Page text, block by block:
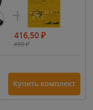
416,50₽
490₽
Купить комплект